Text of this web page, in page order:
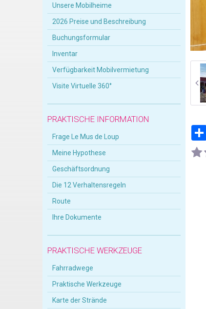
Unsere Mobilheime
2026 Preise und Beschreibung
Buchungsformular
Inventar
Verfügbarkeit Mobilvermietung
Visite Virtuelle 360°
PRAKTISCHE INFORMATION
Frage Le Mus de Loup
Meine Hypothese
Geschäftsordnung
Die 12 Verhaltensregeln
Route
Ihre Dokumente
PRAKTISCHE WERKZEUGE
Fahrradwege
Praktische Werkzeuge
Karte der Strände